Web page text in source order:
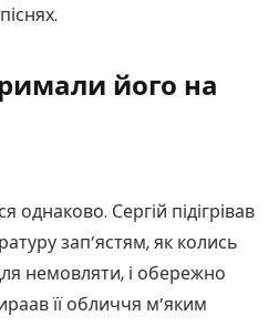
його на
Сергій підігрівав
зап’ястям, як колись
немовляти, і обережно
її обличчя м’яким